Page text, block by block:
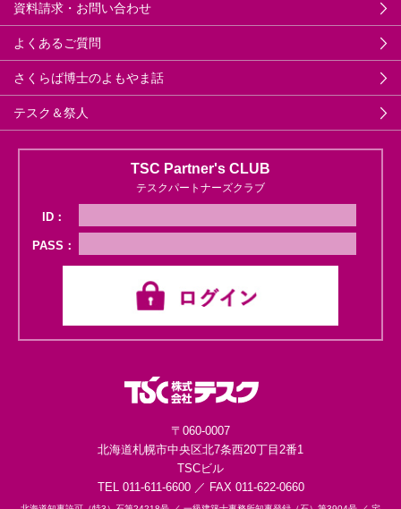
資料請求・お問い合わせ
よくあるご質問
さくらば博士のよもやま話
テスク＆祭人
TSC Partner's CLUB
テスクパートナーズクラブ
ID：
PASS：
〒060-0007
北海道札幌市中央区北7条西20丁目2番1
TSCビル
TEL 011-611-6600 ／ FAX 011-622-0660